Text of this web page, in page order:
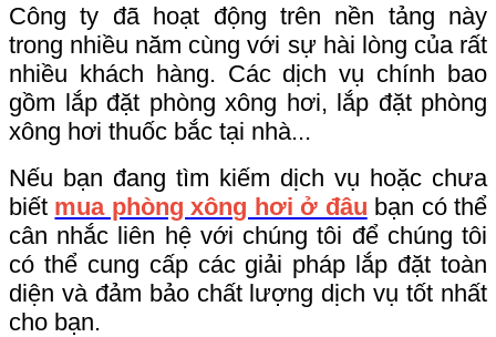
Công ty đã hoạt động trên nền tảng này
trong nhiều năm cùng với sự hài lòng của rất
nhiều khách hàng. ‌Các dịch vụ chính bao
gồm lắp đặt phòng xông hơi, lắp đặt phòng
xông hơi thuốc bắc tại nhà... ‌
Nếu bạn đang tìm kiếm dịch vụ hoặc chưa
biết mua phòng xông hơi ở đâu bạn có thể
cân nhắc liên hệ với chúng tôi để chúng tôi
có thể cung cấp các giải pháp lắp đặt toàn
diện‌ và đảm bảo chất lượng dịch vụ tốt nhất
cho bạn.